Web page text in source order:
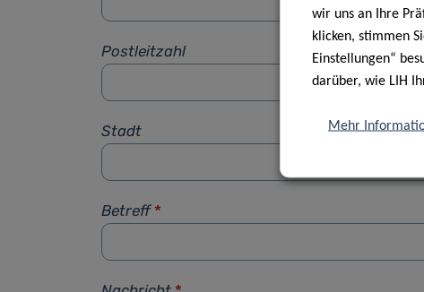
Postleitzahl
Stadt
Betreff *
wir uns an Ihre
klicken, stimmen
Einstellungen“
darüber, wie LIH
Mehr